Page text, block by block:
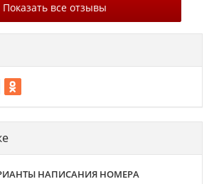
Показать все отзывы
НАПИСАНИЯ НОМЕРА